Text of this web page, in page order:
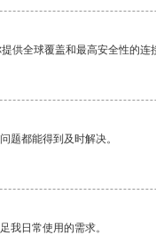
供全球覆盖和最高安全性的连
题都能得到及时解决。
我日常使用的需求。